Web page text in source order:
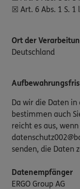
☒ Art. 6 Abs. 1 S. 1
Ort der
Deutschland
Da wir die Daten
bestimmen auch
reicht es aus,
senden, die Daten
Datenempfänger
ERGO Group AG